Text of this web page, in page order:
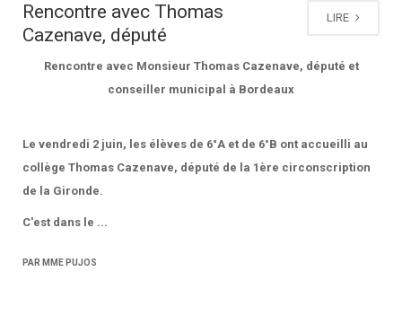
LIRE
Rencontre avec Thomas
Cazenave, député
Rencontre avec Monsieur Thomas Cazenave, député et
conseiller municipal à Bordeaux
Le vendredi 2 juin, les élèves de 6°A et de 6°B ont accueilli au
collège Thomas Cazenave, député de la 1ère circonscription
de la Gironde.
C'est dans le ...
PAR MME PUJOS